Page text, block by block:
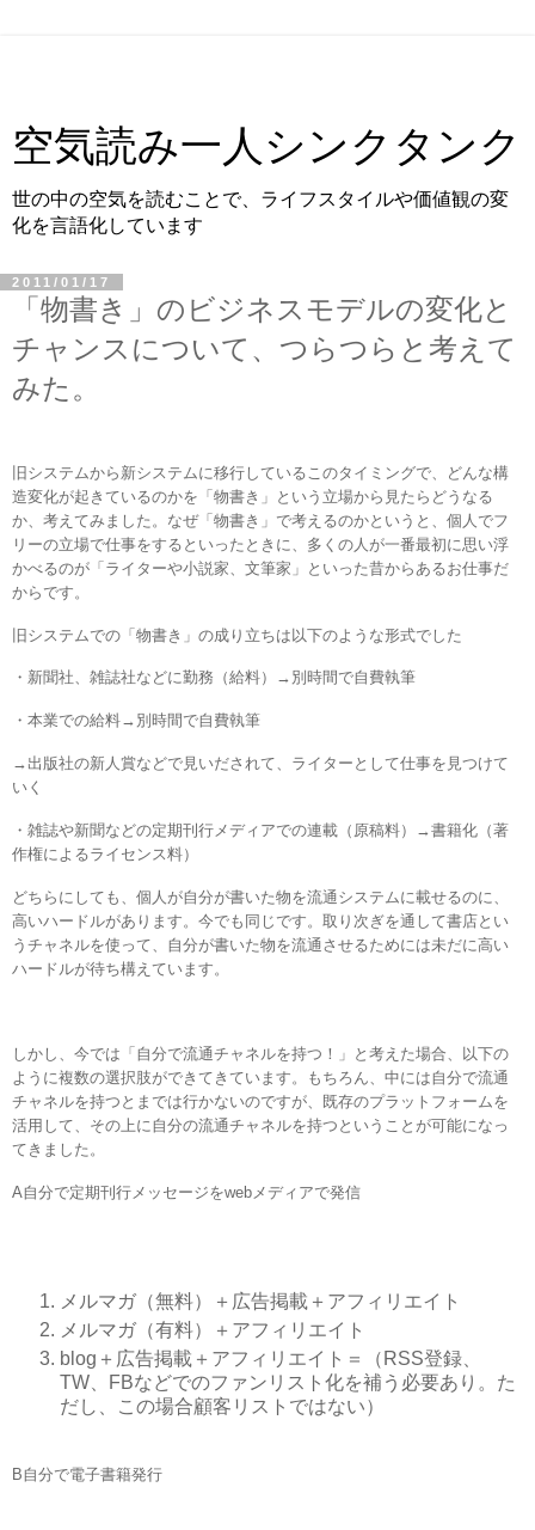
空気読み一人シンクタンク
世の中の空気を読むことで、ライフスタイルや価値観の変
化を言語化しています
2011/01/17
「物書き」のビジネスモデルの変化と
チャンスについて、つらつらと考えて
みた。
旧システムから新システムに移行しているこのタイミングで、どんな構
造変化が起きているのかを「物書き」という立場から見たらどうなる
か、考えてみました。なぜ「物書き」で考えるのかというと、個人でフ
リーの立場で仕事をするといったときに、多くの人が一番最初に思い浮
かべるのが「ライターや小説家、文筆家」といった昔からあるお仕事だ
からです。
旧システムでの「物書き」の成り立ちは以下のような形式でした
・新聞社、雑誌社などに勤務（給料）→別時間で自費執筆
・本業での給料→別時間で自費執筆
→出版社の新人賞などで見いだされて、ライターとして仕事を見つけて
いく
・雑誌や新聞などの定期刊行メディアでの連載（原稿料）→書籍化（著
作権によるライセンス料）
どちらにしても、個人が自分が書いた物を流通システムに載せるのに、
高いハードルがあります。今でも同じです。取り次ぎを通して書店とい
うチャネルを使って、自分が書いた物を流通させるためには未だに高い
ハードルが待ち構えています。
しかし、今では「自分で流通チャネルを持つ！」と考えた場合、以下の
ように複数の選択肢ができてきています。もちろん、中には自分で流通
チャネルを持つとまでは行かないのですが、既存のプラットフォームを
活用して、その上に自分の流通チャネルを持つということが可能になっ
てきました。
A自分で定期刊行メッセージをwebメディアで発信
メルマガ（無料）＋広告掲載＋アフィリエイト
メルマガ（有料）＋アフィリエイト
blog＋広告掲載＋アフィリエイト＝（RSS登録、
TW、FBなどでのファンリスト化を補う必要あり。た
だし、この場合顧客リストではない）
B自分で電子書籍発行